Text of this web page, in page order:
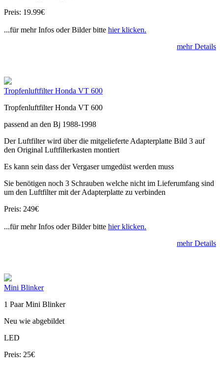
Preis: 19.99€
...für mehr Infos oder Bilder bitte hier klicken.
mehr Details
Tropfenluftfilter Honda VT 600
Tropfenluftfilter Honda VT 600
passend an den Bj 1988-1998
Der Luftfilter wird über die mitgelieferte Adapterplatte Bild 3 auf
den Original Luftfilterkasten montiert
Es kann sein dass der Vergaser umgedüst werden muss
Sie benötigen noch 3 Schrauben welche nicht im Lieferumfang sind
um den Luftfilter mit der Adapterplatte zu verbinden
Preis: 249€
...für mehr Infos oder Bilder bitte hier klicken.
mehr Details
Mini Blinker
1 Paar Mini Blinker
Neu wie abgebildet
LED
Preis: 25€